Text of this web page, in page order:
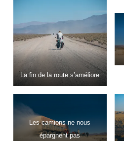
La fin de la route s’améliore
Les camions ne nous
épargnent pas